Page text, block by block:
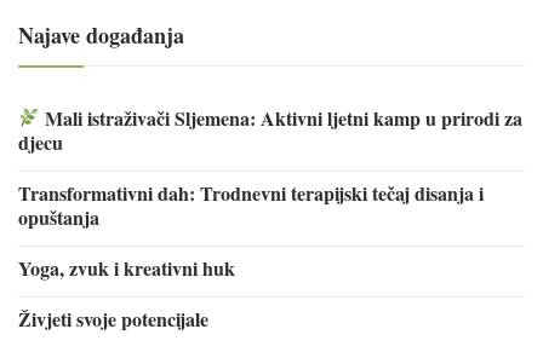
Najave događanja
Mali istraživači Sljemena: Aktivni ljetni kamp u prirodi za
djecu
Transformativni dah: Trodnevni terapijski tečaj disanja i
opuštanja
Yoga, zvuk i kreativni huk
Živjeti svoje potencijale